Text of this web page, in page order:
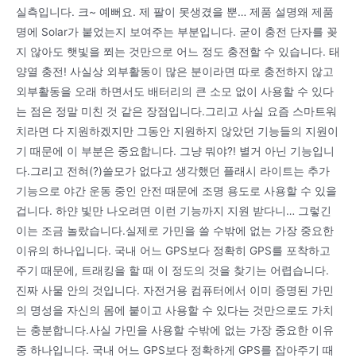
실측입니다. 크~ 예뻐요. 제 팔이 못생겼을 뿐… 제품 설명왜 제품
명에 Solar가 붙었는지 보여주는 부분입니다. 굳이 충전 단자를 꽂
지 않아도 햇빛을 쬐는 것만으로 어느 정도 충전할 수 있습니다. 태
양열 충전! 사실상 외부활동이 많은 분이라면 따로 충전하지 않고
외부활동을 오래 하면서도 배터리의 큰 소모 없이 사용할 수 있다
는 점은 정말 미친 것 같은 장점입니다.그리고 사실 요즘 스마트워
치라면 다 지원하겠지만 그동안 지원하지 않았던 기능들의 지원이
기 때문에 이 부분은 중요합니다. 그냥 뭐야?! 별거 아닌 기능입니
다.그리고 전혀(?)쓸모가 없다고 생각했던 플래시 라이트는 추가
기능으로 야간 운동 중인 안전 때문에 조명 용도로 사용할 수 있을
겁니다. 하얀 빛만 나오려면 이런 기능까지 지원 받다니… 그렇긴
이는 조금 놀랐습니다.실제로 가민을 쓸 수밖에 없는 가장 중요한
이유의 하나입니다. 국내 어느 GPS보다 정확히 GPS를 포착하고
주기 때문에, 트래킹을 할 때 이 정도의 것을 찾기는 어렵습니다.
진짜 사물 안의 것입니다. 자전거용 컴퓨터에서 이미 증명된 가민
의 명성을 자신의 몸에 붙이고 사용할 수 있다는 것만으로도 가치
는 충분합니다.사실 가민을 사용할 수밖에 없는 가장 중요한 이유
중 하나입니다. 국내 어느 GPS보다 정확하게 GPS를 잡아주기 때